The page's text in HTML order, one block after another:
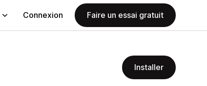
Connexion Faire un essai gratuit
Installer